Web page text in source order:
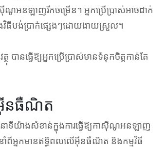
អនឡាញរីកចម្រើន។ អ្នកប្រើប្រាស់អាចដាក់
វិធីបង់ប្រាក់ផ្សេងៗដោយងាយស្រួល។
បានធ្វើឱ្យអ្នកប្រើប្រាស់មានទំនុកចិត្តកាន់តែ
អ៊ីនធឺណិត
ាទីយ៉ាងសំខាន់ក្នុងការធ្វើឱ្យកាស៊ីណូអនឡាញ
ាំពីអ្នកមានឥទ្ធិពលលើអ៊ីនធឺណិត និងកម្មវិធី